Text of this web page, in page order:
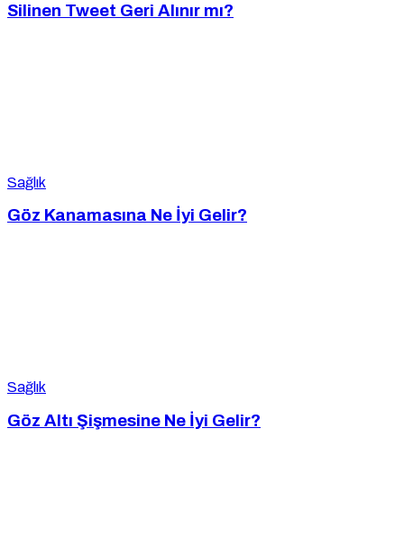
Silinen Tweet Geri Alınır mı?
Sağlık
Göz Kanamasına Ne İyi Gelir?
Sağlık
Göz Altı Şişmesine Ne İyi Gelir?